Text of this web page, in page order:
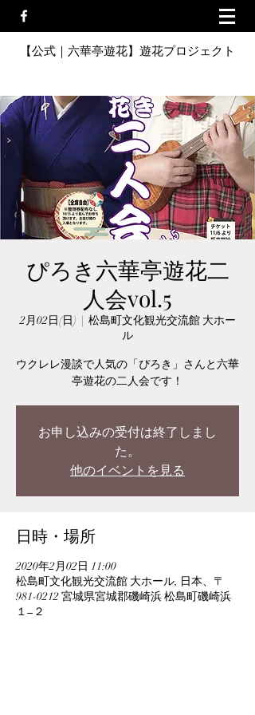
【公式｜六華亭遊花】遊花プロジェクト
ぴろき六華亭遊花二
人会vol.5
2月02日(日)
  |
松島町文化観光交流館 大ホー
ル
ウクレレ漫談で人気の「ぴろき」さんと六華
亭遊花の二人会です！
お申し込みの受付は終了しまし
た。
他のイベントを見る
日時・場所
2020年2月02日 11:00
松島町文化観光交流館 大ホール, 日本、〒
981-0212 宮城県宮城郡磯崎浜 松島町磯崎浜
１−２